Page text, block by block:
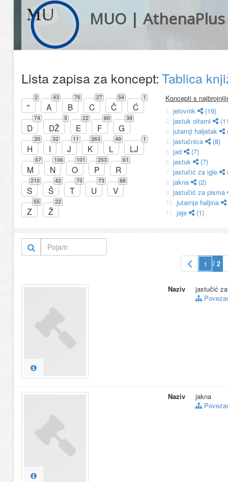
MUO | AthenaPlus
Lista zapisa za koncept:Tablica
"
2
A
43
B
76
C
27
Č
54
Ć
1
D
74
DŽ
5
E
22
F
60
G
39
H
20
I
32
J
11
K
263
L
49
LJ
1
M
67
N
106
O
101
P
253
R
61
S
210
Š
42
T
75
U
73
V
88
Z
55
Ž
22
Koncepti s
1. jelovnik
(19)
2. jastuk oltarni
3. jutarnji haljetak
4. jastučnica
(8)
5. jad
(7)
6. jastuk
(7)
7. jastučić za igle
8. jakna
(2)
9. jastučić za pisma
10. jutarnja haljina
11. jaje (1)
/ 2
Naziv
jastučić
Naziv
jakna